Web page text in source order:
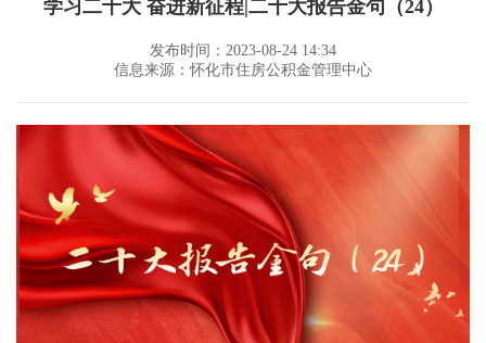
学习二十大 奋进新征程|二十大报告金句（24）
发布时间：2023-08-24 14:34
信息来源：怀化市住房公积金管理中心